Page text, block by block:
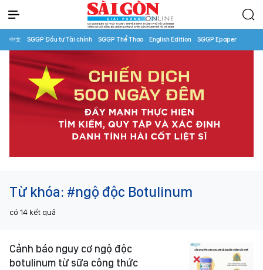
中文 SGGP Đầu tư Tài chính SGGP Thể Thao English Edition SGGP Epaper
Từ khóa: #ngộ độc Botulinum
có 14 kết quả
Cảnh báo nguy cơ ngộ độc
botulinum từ sữa công thức